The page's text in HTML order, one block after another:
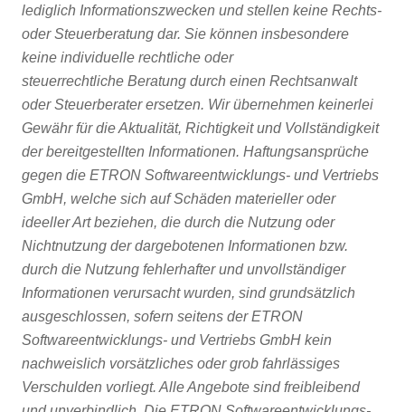
lediglich Informationszwecken und stellen keine Rechts-
oder Steuerberatung dar. Sie können insbesondere
keine individuelle rechtliche oder
steuerrechtliche Beratung durch einen Rechtsanwalt
oder Steuerberater ersetzen. Wir übernehmen keinerlei
Gewähr für die Aktualität, Richtigkeit und Vollständigkeit
der bereitgestellten Informationen. Haftungsansprüche
gegen die ETRON Softwareentwicklungs- und Vertriebs
GmbH, welche sich auf Schäden materieller oder
ideeller Art beziehen, die durch die Nutzung oder
Nichtnutzung der dargebotenen Informationen bzw.
durch die Nutzung fehlerhafter und unvollständiger
Informationen verursacht wurden, sind grundsätzlich
ausgeschlossen, sofern seitens der ETRON
Softwareentwicklungs- und Vertriebs GmbH kein
nachweislich vorsätzliches oder grob fahrlässiges
Verschulden vorliegt. Alle Angebote sind freibleibend